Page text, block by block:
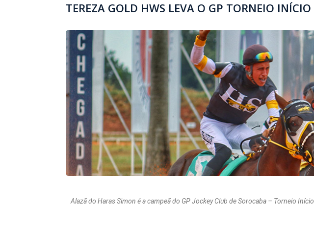
TEREZA GOLD HWS LEVA O GP TORNEIO INÍCIO
Alazã do Haras Simon é a campeã do GP Jockey Club de Sorocaba – Torneio Início